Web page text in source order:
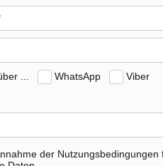
... WhatsApp
Viber
der Nutzungsbedingungen